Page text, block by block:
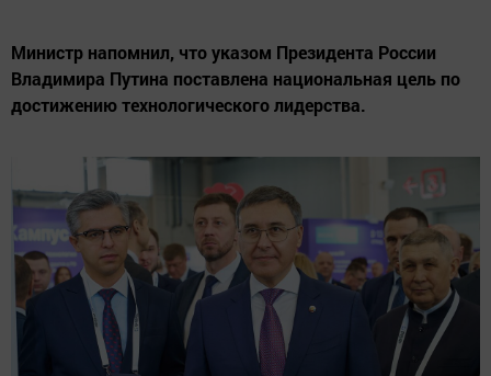
Министр напомнил, что указом Президента России
Владимира Путина поставлена национальная цель по
достижению технологического лидерства.